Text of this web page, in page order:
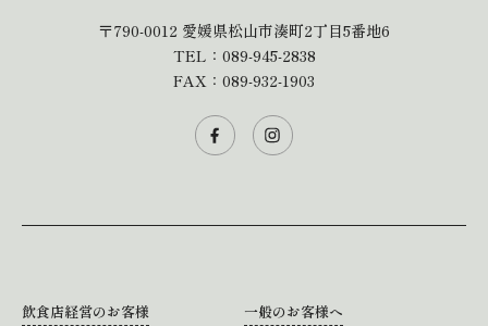
〒790-0012 愛媛県松山市湊町2丁目5番地6
TEL： 089-945-2838
FAX：089-932-1903
飲食店経営のお客様
一般のお客様へ